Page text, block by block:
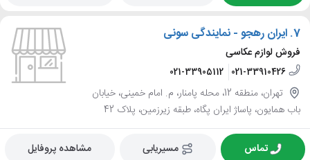
7. ایران رهجو - نمایندگی سونی
فروش لوازم عکاسی
021-33910426
021-33905112
تهران، منطقه 12، محله پامنار، م. امام خمینی، خیابان
باب همایون، پاساژ ایران پگاه، طبقه زیرزمین، پلاک 42
تماس مسیریابی مشاهده پروفایل